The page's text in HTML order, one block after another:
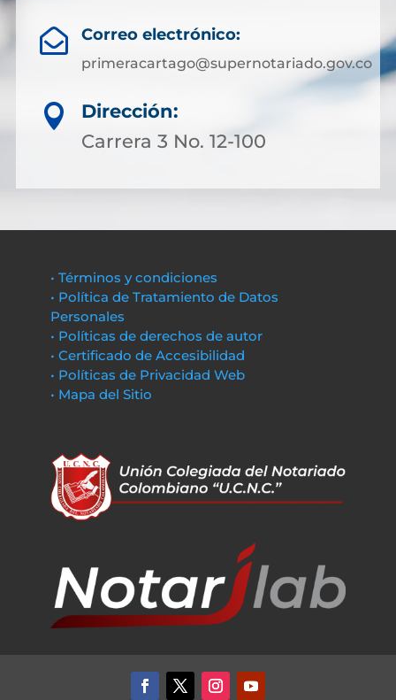
 Correo electrónico:
primeracartago@supernotariado.gov.co

Dirección:
Carrera 3 No. 12-100
• Términos y condiciones
• Política de Tratamiento de Datos
Personales
• Políticas de derechos de autor
• Certificado de Accesibilidad
• Políticas de Privacidad Web
• Mapa del Sitio